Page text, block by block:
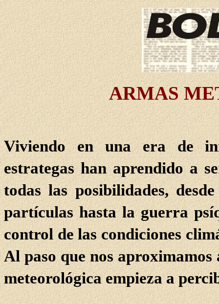
ARMAS
Viviendo en una era de
estrategas han aprendido a
todas las posibilidades,
partículas hasta la guerra
control de las condiciones
Al paso que nos
meteorológica empieza a